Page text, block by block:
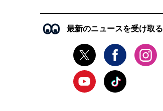
最新のニュースを受け取る